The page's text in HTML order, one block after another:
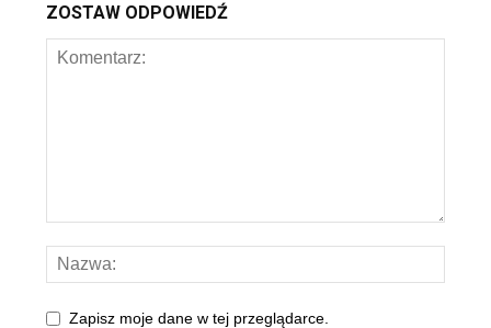
ZOSTAW ODPOWIEDŹ
Zapisz moje dane w tej przeglądarce.